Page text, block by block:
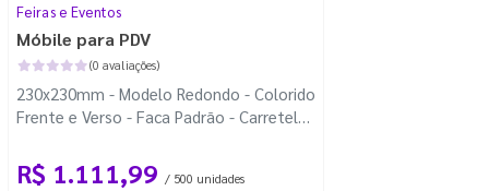
Feiras e Eventos
Móbile para PDV
(0 avaliações)
230x230mm - Modelo Redondo - Colorido
Frente e Verso - Faca Padrão - Carretel
R$ 1.111,99 / 500 unidades